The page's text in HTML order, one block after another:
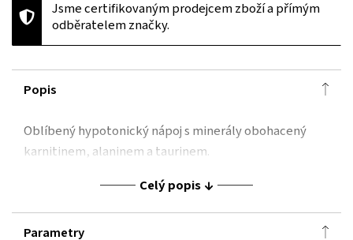
Jsme certifikovaným prodejcem zboží a přímým
odběratelem značky.
Popis
Oblíbený hypotonický nápoj s minerály obohacený
karnitinem, alaninem a taurinem.
Celý popis
Parametry